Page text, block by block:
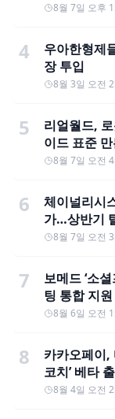
8월 7일 오후
4
우아한형제
장 투입
8월 3일 오전
5
리얼월드,
이드 표준
8월 7일 오전
6
체이널리시
가…상반기
8월 7일 오전
7
보메드 ‘소
팅 통합 지원
8월 6일 오전
8
카카오페이,
코치’ 베타
8월 4일 오전